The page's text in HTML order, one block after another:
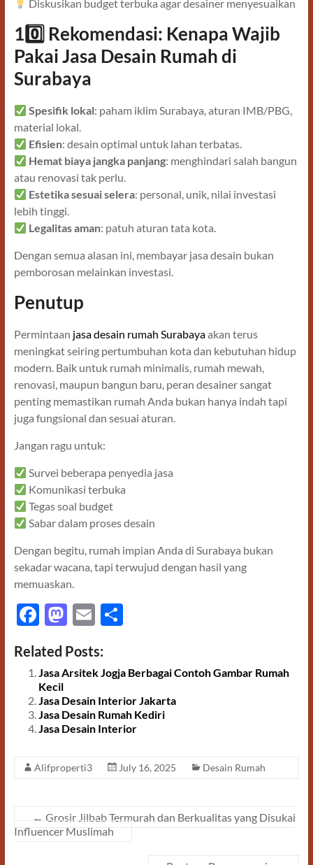
Diskusikan budget terbuka agar desainer menyesuaikan
10️Rekomendasi: Kenapa Wajib
Pakai Jasa Desain Rumah di
Surabaya
Spesifik lokal: paham iklim Surabaya, aturan IMB/PBG,
material lokal.
Efisien: desain optimal untuk lahan terbatas.
Hemat biaya jangka panjang: menghindari salah bangun
atau renovasi tak perlu.
Estetika sesuai selera: personal, unik, nilai investasi
lebih tinggi.
Legalitas aman: patuh aturan tata kota.
Dengan semua alasan ini, membayar jasa desain bukan
pemborosan melainkan investasi.
Penutup
Permintaan jasa desain rumah Surabayaakan terus
meningkat seiring pertumbuhan kota dan kebutuhan hidup
modern. Baik untuk rumah minimalis, rumah mewah,
renovasi, maupun bangun baru, peran desainer sangat
penting memastikan rumah Anda bukan hanya indah tapi
juga fungsional dan sesuai aturan.
Jangan ragu untuk:
Survei beberapa penyedia jasa
Komunikasi terbuka
Tegas soal budget
Sabar dalam proses desain
Dengan begitu, rumah impian Anda di Surabaya bukan
sekadar wacana, tapi terwujud dengan hasil yang
memuaskan.
F
e
b
o
o
M
to
d
o
n
E
ail
S
e
Related Posts:
Jasa Arsitek Jogja Berbagai Contoh Gambar Rumah
Kecil
Jasa Desain Interior Jakarta
Jasa Desain Rumah Kediri
Jasa Desain Interior
Alifproperti3 July 16, 2025 Desain Rumah
← Grosir Jilbab Termurah dan Berkualitas yang Disukai
Influencer Muslimah